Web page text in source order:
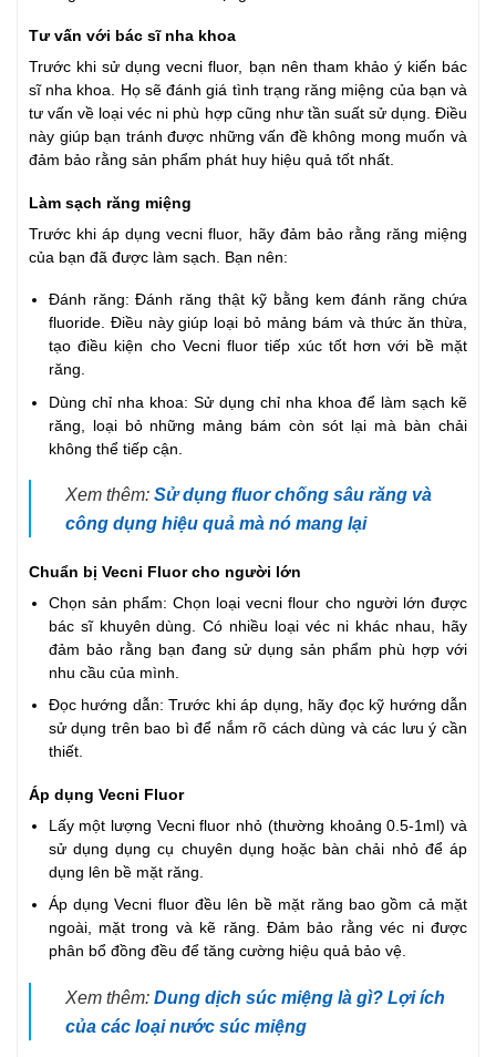
Tư vấn với bác sĩ nha khoa
Trước khi sử dụng vecni fluor, bạn nên tham khảo ý kiến bác
sĩ nha khoa. Họ sẽ đánh giá tình trạng răng miệng của bạn và
tư vấn về loại véc ni phù hợp cũng như tần suất sử dụng. Điều
này giúp bạn tránh được những vấn đề không mong muốn và
đảm bảo rằng sản phẩm phát huy hiệu quả tốt nhất.
Làm sạch răng miệng
Trước khi áp dụng vecni fluor, hãy đảm bảo rằng răng miệng
của bạn đã được làm sạch. Bạn nên:
Đánh răng: Đánh răng thật kỹ bằng kem đánh răng chứa
fluoride. Điều này giúp loại bỏ mảng bám và thức ăn thừa,
tạo điều kiện cho Vecni fluor tiếp xúc tốt hơn với bề mặt
răng.
Dùng chỉ nha khoa: Sử dụng chỉ nha khoa để làm sạch kẽ
răng, loại bỏ những mảng bám còn sót lại mà bàn chải
không thể tiếp cận.
Xem thêm: Sử dụng fluor chống sâu răng và
công dụng hiệu quả mà nó mang lại
Chuẩn bị Vecni Fluor cho người lớn
Chọn sản phẩm: Chọn loại vecni flour cho người lớn được
bác sĩ khuyên dùng. Có nhiều loại véc ni khác nhau, hãy
đảm bảo rằng bạn đang sử dụng sản phẩm phù hợp với
nhu cầu của mình.
Đọc hướng dẫn: Trước khi áp dụng, hãy đọc kỹ hướng dẫn
sử dụng trên bao bì để nắm rõ cách dùng và các lưu ý cần
thiết.
Áp dụng Vecni Fluor
Lấy một lượng Vecni fluor nhỏ (thường khoảng 0.5-1ml) và
sử dụng dụng cụ chuyên dụng hoặc bàn chải nhỏ để áp
dụng lên bề mặt răng.
Áp dụng Vecni fluor đều lên bề mặt răng bao gồm cả mặt
ngoài, mặt trong và kẽ răng. Đảm bảo rằng véc ni được
phân bổ đồng đều để tăng cường hiệu quả bảo vệ.
Xem thêm: Dung dịch súc miệng là gì? Lợi ích
của các loại nước súc miệng